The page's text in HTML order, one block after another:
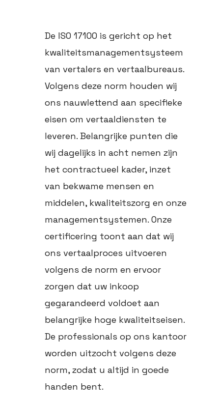
De ISO 17100 is gericht op het
kwaliteitsmanagementsysteem
van vertalers en vertaalbureaus.
Volgens deze norm houden wij
ons nauwlettend aan specifieke
eisen om vertaaldiensten te
leveren. Belangrijke punten die
wij dagelijks in acht nemen zijn
het contractueel kader, inzet
van bekwame mensen en
middelen, kwaliteitszorg en onze
managementsystemen. Onze
certificering toont aan dat wij
ons vertaalproces uitvoeren
volgens de norm en ervoor
zorgen dat uw inkoop
gegarandeerd voldoet aan
belangrijke hoge kwaliteitseisen.
De professionals op ons kantoor
worden uitzocht volgens deze
norm, zodat u altijd in goede
handen bent.